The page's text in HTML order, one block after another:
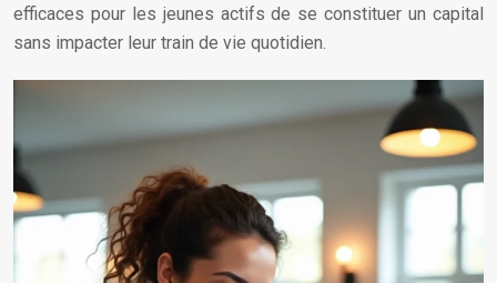
efficaces pour les jeunes actifs de se constituer un capital
sans impacter leur train de vie quotidien.